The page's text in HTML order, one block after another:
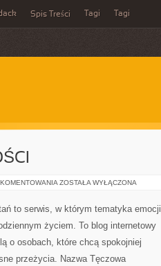
Spis Treści Tagi Tagi
PSYCHOLOGIA
ZOSTAŁA WYŁĄCZONA
to serwis, w którym tematyka emocji
życiem. To blog internetowy
o osobach, które chcą spokojniej
przeżycia. Nazwa Tęczowa